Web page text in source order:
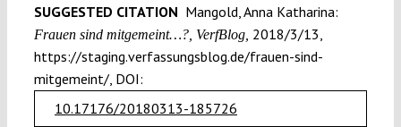
SUGGESTED CITATION Mangold, Anna Katharina:
Frauen sind mitgemeint…?, VerfBlog, 2018/3/13,
https://staging.verfassungsblog.de/frauen-sind-
mitgemeint/, DOI:
10.17176/20180313-185726